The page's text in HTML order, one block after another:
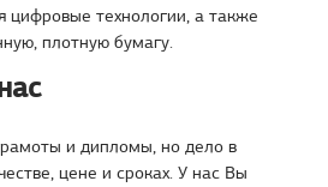
цифровые технологии, а также
плотную бумагу.
и дипломы, но дело в
цене и сроках. У нас Вы